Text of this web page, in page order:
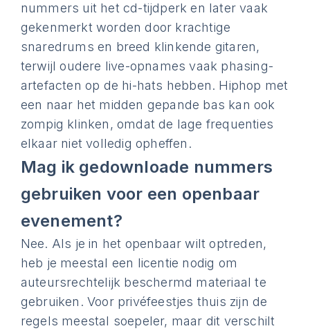
nummers uit het cd-tijdperk en later vaak
gekenmerkt worden door krachtige
snaredrums en breed klinkende gitaren,
terwijl oudere live-opnames vaak phasing-
artefacten op de hi-hats hebben. Hiphop met
een naar het midden gepande bas kan ook
zompig klinken, omdat de lage frequenties
elkaar niet volledig opheffen.
Mag ik gedownloade nummers
gebruiken voor een openbaar
evenement?
Nee. Als je in het openbaar wilt optreden,
heb je meestal een licentie nodig om
auteursrechtelijk beschermd materiaal te
gebruiken. Voor privéfeestjes thuis zijn de
regels meestal soepeler, maar dit verschilt